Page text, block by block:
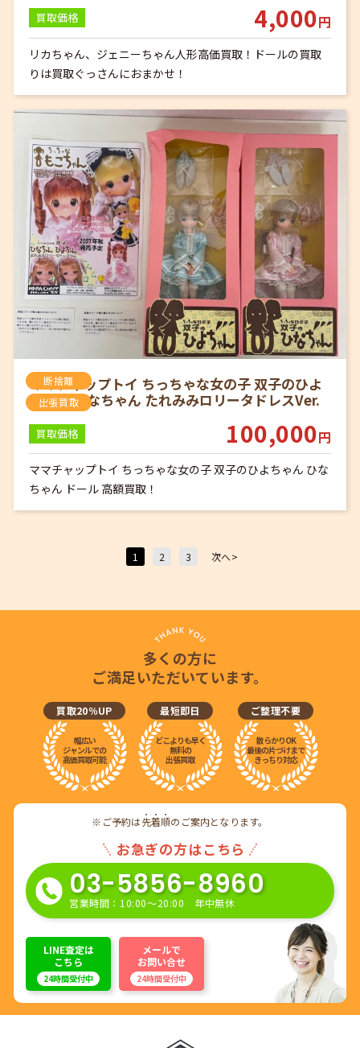
買取価格 4,000円
リカちゃん、ジェニーちゃん人形高価買取！ドールの買取
りは買取ぐっさんにおまかせ！
出張買取
断捨離
ママチャップトイ ちっちゃな女の子 双子のひよ
ちゃん ひなちゃん たれみみロリータドレスVer.
買取価格 100,000円
ママチャップトイ ちっちゃな女の子 双子のひよちゃん ひな
ちゃん ドール 高額買取！
1 2 3 次へ>
多くの方に
ご満足いただいています。
買取20％UP
幅広い
ジャンルでの
高価買取可能
最短即日
どこよりも早く
無料の
出張買取
ご整理不要
散らかりOK
最後の片づけまで
きっちり対応
※ご予約は先着順のご案内となります。
お急ぎの方はこちら
03-5856-8960
営業時間：10:00〜20:00 年中無休
LINE査定は
こちら
24時間受付中
メールで
お問い合せ
24時間受付中